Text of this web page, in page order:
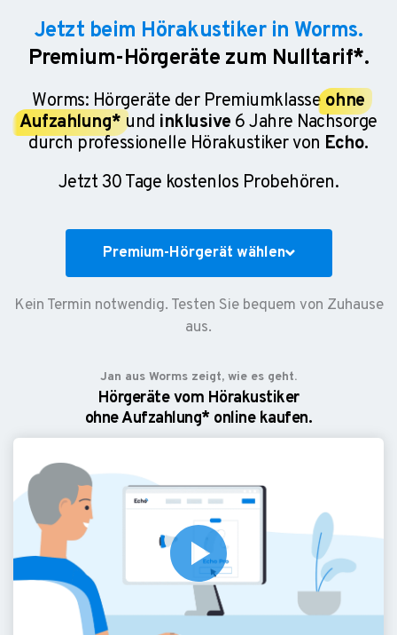
Jetzt beim Hörakustiker in Worms.
Premium-Hörgeräte zum Nulltarif*.
Worms: Hörgeräte der Premiumklasseohne
Aufzahlung* und inklusive 6 Jahre Nachsorge
durch professionelle Hörakustiker von Echo.
Jetzt 30 Tage kostenlos Probehören.
Premium-Hörgerät wählen
Kein Termin notwendig. Testen Sie bequem von Zuhause
aus.
Jan aus Worms zeigt, wie es geht.
Hörgeräte vom Hörakustiker
ohne Aufzahlung* online kaufen.